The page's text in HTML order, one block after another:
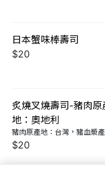
日本蟹味棒壽司
$20
炙燒叉燒壽司-豬肉
地：奧地利
豬肉原產地：台灣，豬血漿
$20